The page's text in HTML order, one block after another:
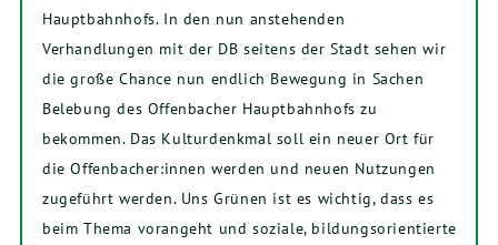
Hauptbahnhofs. In den nun anstehenden
Verhandlungen mit der DB seitens der Stadt sehen wir
die große Chance nun endlich Bewegung in Sachen
Belebung des Offenbacher Hauptbahnhofs zu
bekommen. Das Kulturdenkmal soll ein neuer Ort für
die Offenbacher:innen werden und neuen Nutzungen
zugeführt werden. Uns Grünen ist es wichtig, dass es
beim Thema vorangeht und soziale, bildungsorientierte